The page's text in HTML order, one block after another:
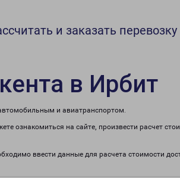
и заказать перевозку
в Ирбит
и авиатранспортом.
ознакомиться на сайте, произвести расчет
ввести данные для расчета стоимости